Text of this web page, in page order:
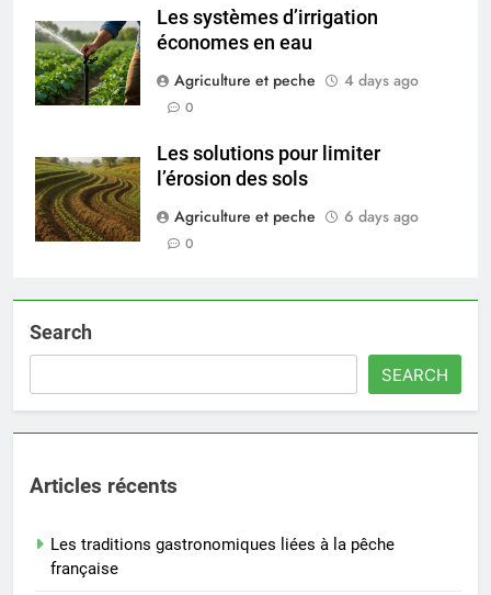
Les systèmes d’irrigation
économes en eau
Agriculture et peche
4 days ago
0
Les solutions pour limiter
l’érosion des sols
Agriculture et peche
6 days ago
0
Search
SEARCH
Articles récents
Les traditions gastronomiques liées à la pêche
française